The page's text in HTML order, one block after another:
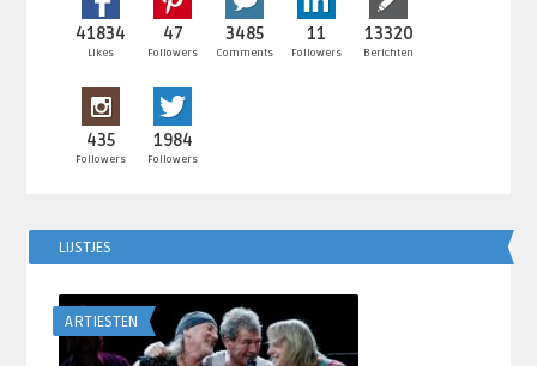
41834
Likes
47
Followers
3485
Comments
11
Followers
13320
Berichten
435
Followers
1984
Followers
LIJSTJES
ARTIESTEN